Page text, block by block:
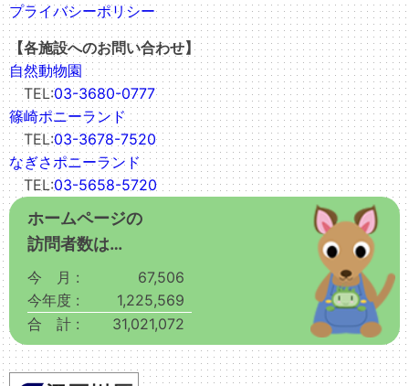
プライバシーポリシー
【各施設へのお問い合わせ】
自然動物園
TEL:03-3680-0777
篠崎ポニーランド
TEL:03-3678-7520
なぎさポニーランド
TEL:03-5658-5720
ホームページの
訪問者数は…
今 月 :
67,506
今年度 :
1,225,569
合 計 :
31,021,072